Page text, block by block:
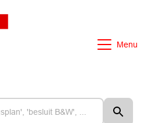
Menu